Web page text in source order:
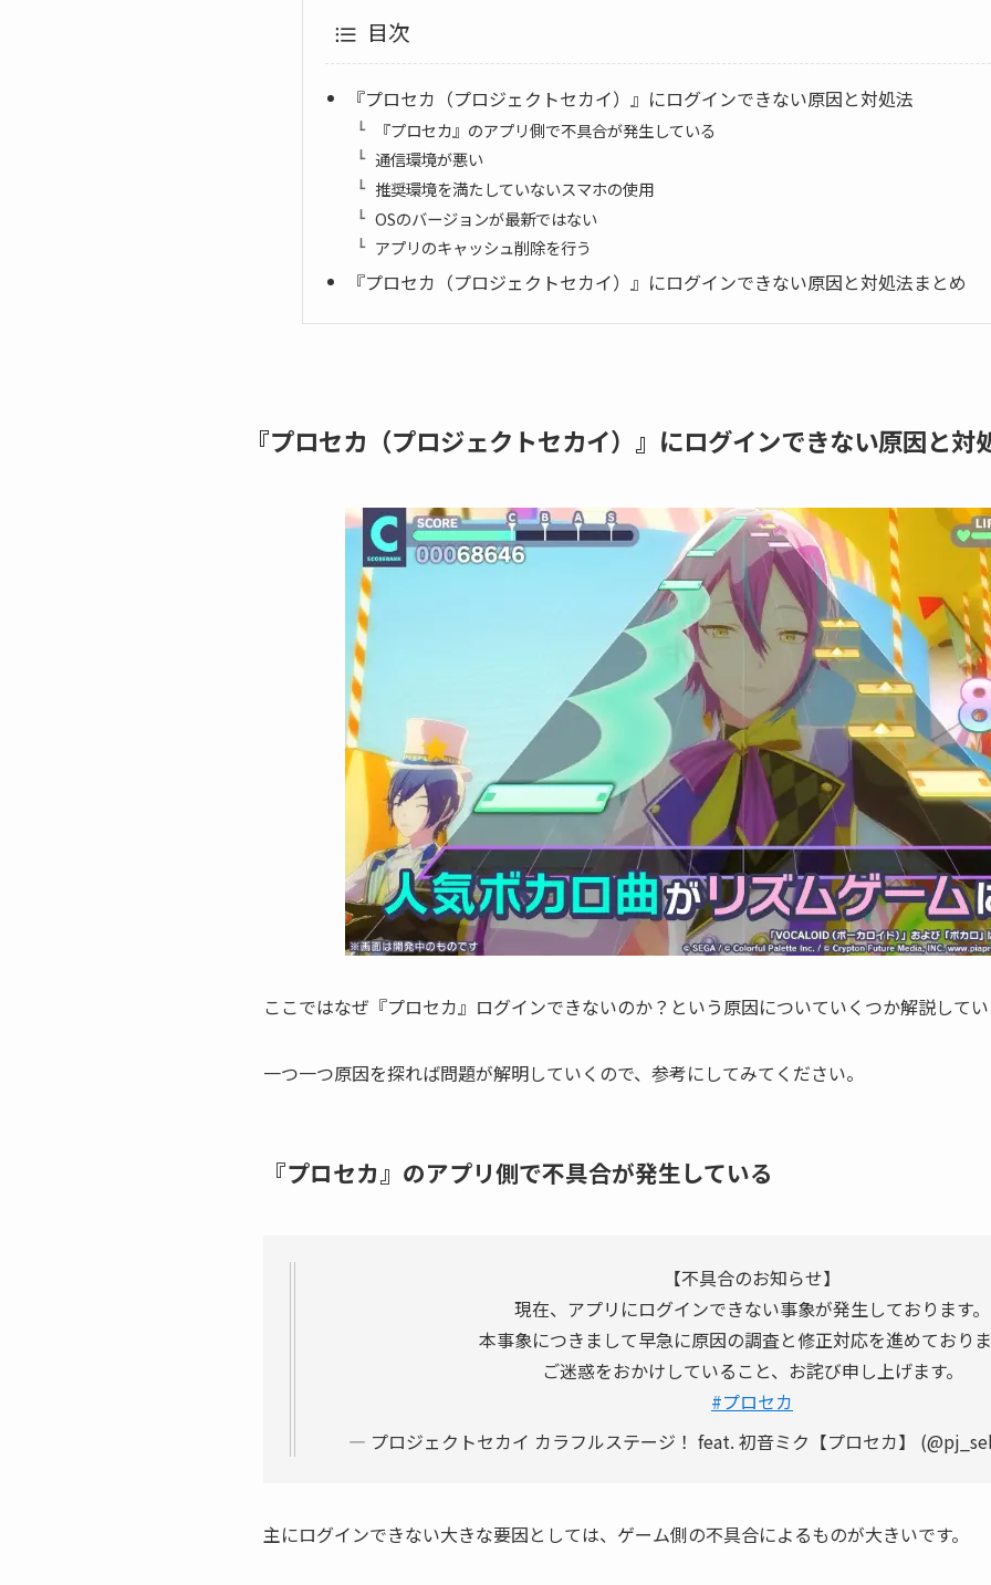
目次
『プロセカ（プロジェクトセカイ）』にログインできない原因と対処法
『プロセカ』のアプリ側で不具合が発生している
通信環境が悪い
推奨環境を満たしていないスマホの使用
OSのバージョンが最新ではない
アプリのキャッシュ削除を行う
『プロセカ（プロジェクトセカイ）』にログインできない原因と対処法まとめ
『プロセカ（プロジェクトセカイ）』にログインできない原因と対
ここではなぜ『プロセカ』ログインできないのか？という原因についていくつか解説して
一つ一つ原因を探れば問題が解明していくので、参考にしてみてください。
『プロセカ』のアプリ側で不具合が発生している
【不具合のお知らせ】
現在、アプリにログインできない事象が発生しております。
本事象につきまして早急に原因の調査と修正対応を進めており
ご迷惑をおかけしていること、お詫び申し上げます。
#プロセカ
— プロジェクトセカイ カラフルステージ！ feat. 初音ミク【プロセカ】
主にログインできない大きな要因としては、ゲーム側の不具合によるものが大きいです。